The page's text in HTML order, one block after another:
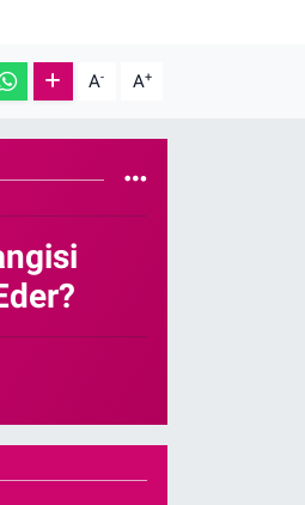
A- A+